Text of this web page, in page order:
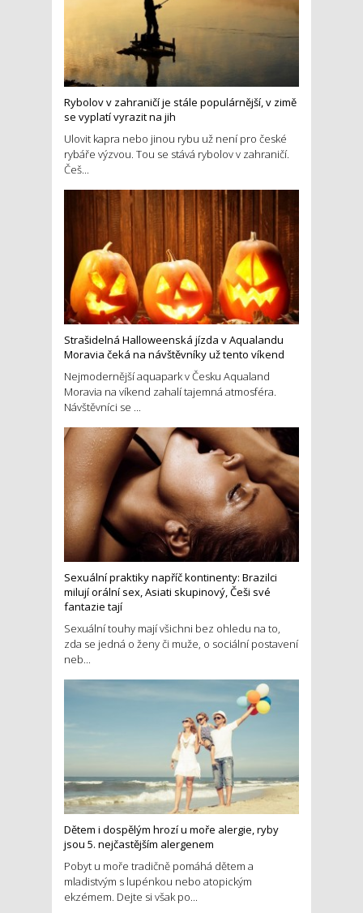
Rybolov v zahraničí je stále populárnější, v zimě
se vyplatí vyrazit na jih
Ulovit kapra nebo jinou rybu už není pro české
rybáře výzvou. Tou se stává rybolov v zahraničí.
Češ...
Strašidelná Halloweenská jízda v Aqualandu
Moravia čeká na návštěvníky už tento víkend
Nejmodernější aquapark v Česku Aqualand
Moravia na víkend zahalí tajemná atmosféra.
Návštěvníci se ...
Sexuální praktiky napříč kontinenty: Brazilci
milují orální sex, Asiati skupinový, Češi své
fantazie tají
Sexuální touhy mají všichni bez ohledu na to,
zda se jedná o ženy či muže, o sociální postavení
neb...
Dětem i dospělým hrozí u moře alergie, ryby
jsou 5. nejčastějším alergenem
Pobyt u moře tradičně pomáhá dětem a
mladistvým s lupénkou nebo atopickým
ekzémem. Dejte si však po...